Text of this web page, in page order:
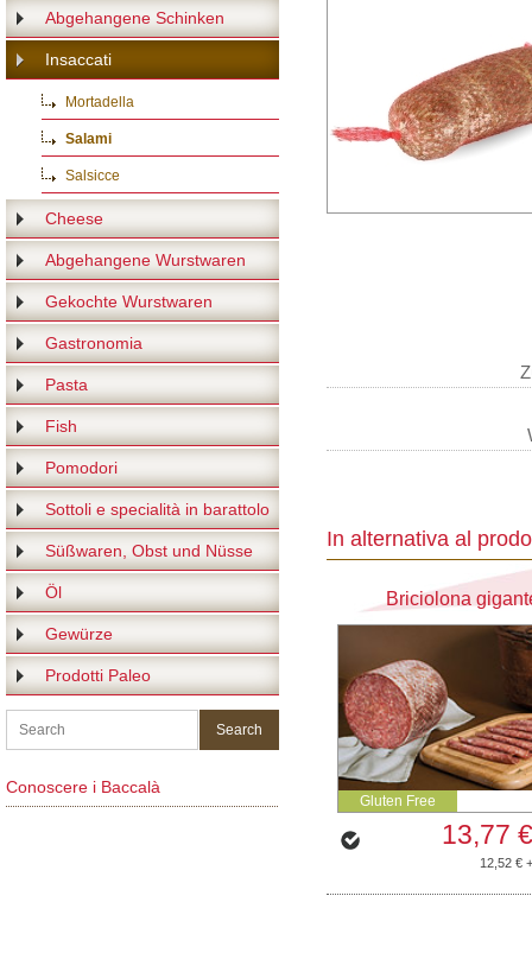
Abgehangene Schinken
Insaccati
Mortadella
Salami
Salsicce
Cheese
Abgehangene Wurstwaren
Gekochte Wurstwaren
Gastronomia
Pasta
Fish
Pomodori
Sottoli e specialità in barattolo
Süßwaren, Obst und Nüsse
Öl
Gewürze
Prodotti Paleo
Conoscere i Baccalà
In alternativa al
Briciolona
Gluten Free
13,77
12,52 €